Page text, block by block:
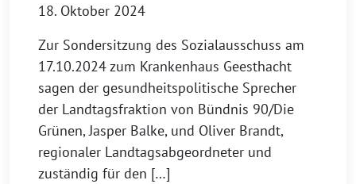
18. Oktober 2024
Zur Sondersitzung des Sozialausschuss am
17.10.2024 zum Krankenhaus Geesthacht
sagen der gesundheitspolitische Sprecher
der Landtagsfraktion von Bündnis 90/Die
Grünen, Jasper Balke, und Oliver Brandt,
regionaler Landtagsabgeordneter und
zuständig für den […]